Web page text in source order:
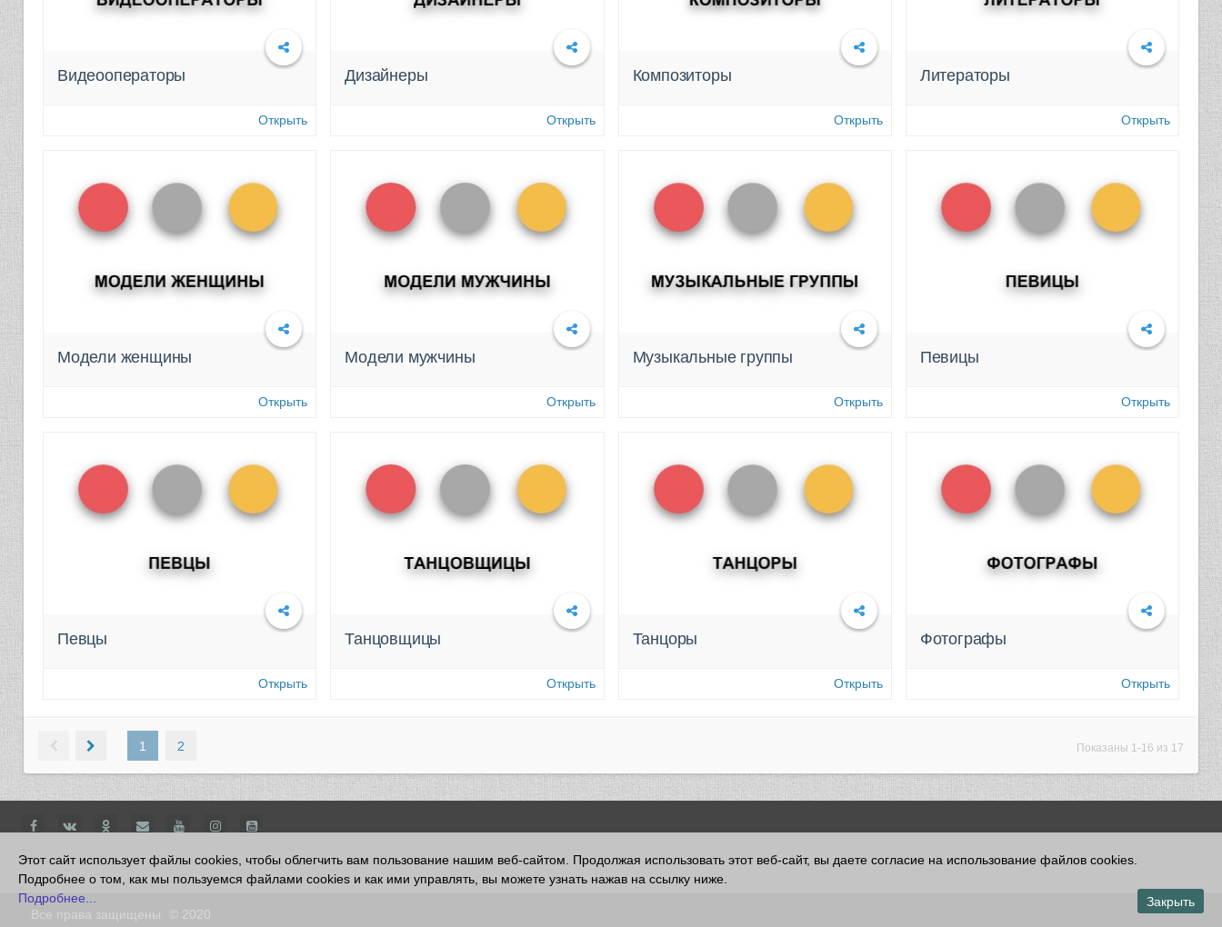
Видеооператоры
Открыть
Дизайнеры
Открыть
Композиторы
Открыть
Литераторы
Открыть
Подробнее
Модели женщины
Открыть
Модели мужчины
Открыть
Подробнее
Музыкальные группы
Открыть
Певицы
Открыть
Подробнее
Певцы
Открыть
Подробнее
Танцовщицы
Открыть
Подробнее
Танцоры
Открыть
Фотографы
Открыть
1 2 Показаны 1-16 из 17
Все права защищены © 2020
Этот сайт использует файлы cookies, чтобы облегчить вам пользование нашим веб-сайтом. Продолжая использовать этот веб-сайт, вы даете согласие на использование файлов cookies.
Подробнее о том, как мы пользуемся файлами cookies и как ими управлять, вы можете узнать нажав на ссылку ниже.
Подробнее...